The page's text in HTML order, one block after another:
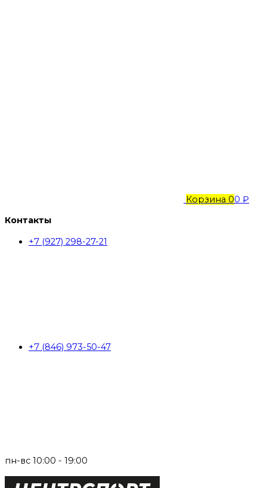
Корзина 00 ₽
Контакты
+7 (927) 298-27-21
+7 (846) 973-50-47
пн-вс 10:00 - 19:00